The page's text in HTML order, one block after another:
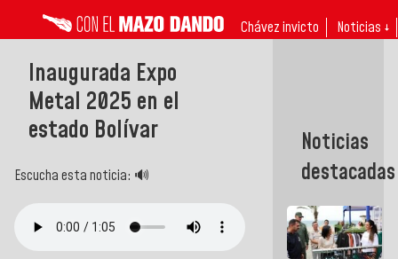
Chávez invicto Noticias ↓
Inaugurada Expo
Metal 2025 en el
estado Bolívar
Escucha esta noticia: 🔊
Noticias
destacadas